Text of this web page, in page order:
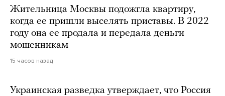
Жительница Москвы подожгла квартиру,
когда ее пришли выселять приставы. В 2022
году она ее продала и передала деньги
мошенникам
15 часов назад
Украинская разведка утверждает, что Россия